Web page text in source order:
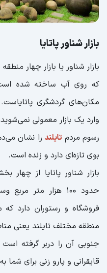
بازار شناور پاتایا
بازار شناور یا بازار چهار
که روی آب ساخته شده
مکان‌های گردشگری
وارد یک بازار معمولی
رسوم مردم تایلندرا نشان
بوی تازه‌ای دارد و زنده است.
بازار شناور پاتایا از
فروشگاه و رستوران دارد
منطقه مختلف تایلند یعنی
جنوبی آن را دربر گرفته
قایقرانی و پارو زنی برای